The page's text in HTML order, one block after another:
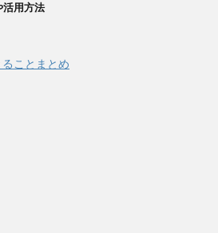
活用方法
ことまとめ